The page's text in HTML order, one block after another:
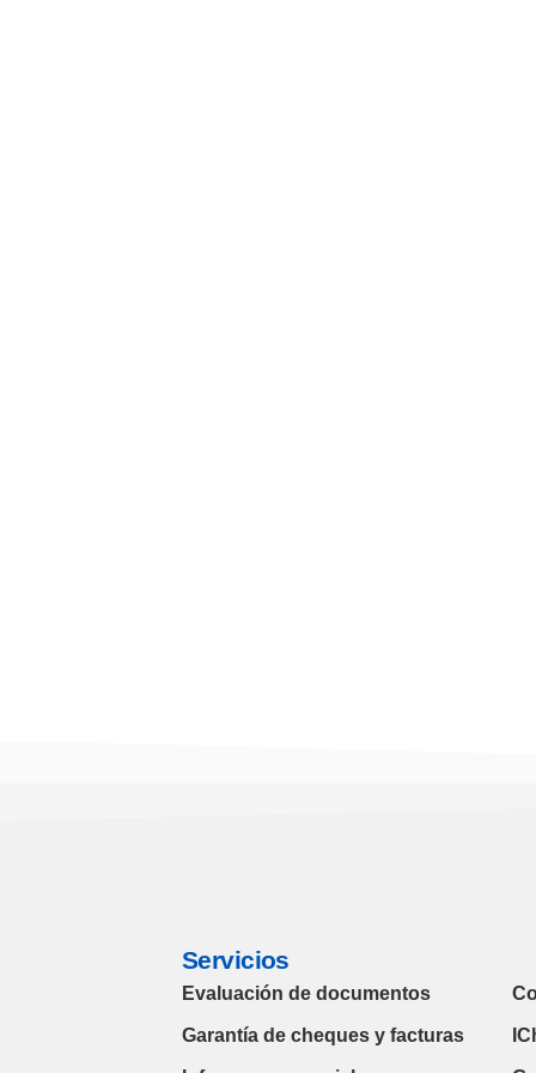
Servicios
Evaluación de documentos
Garantía de cheques y facturas